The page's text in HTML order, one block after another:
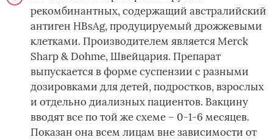
рекомбинантных, содержащий австралийский
антиген HBsAg, продуцируемый дрожжевыми
клетками. Производителем является Merck
Sharp & Dohme, Швейцария. Препарат
выпускается в форме суспензии с разными
дозировками для детей, подростков, взрослых
и отдельно диализных пациентов. Вакцину
вводят все по той же схеме – 0-1-6 месяцев.
Показан она всем лицам вне зависимости от